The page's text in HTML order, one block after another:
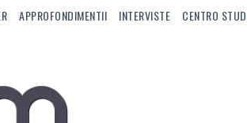
APPROFONDIMENTII INTERVISTE CENTRO